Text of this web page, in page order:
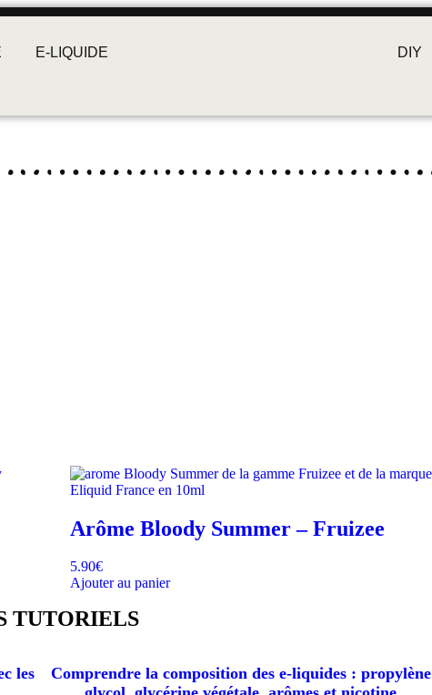
E-LIQUIDE DIY
Arôme Bloody Summer – Fruizee
5.90€
Ajouter au panier
TUTORIELS
les
Comprendre la composition des e-liquides : propylène